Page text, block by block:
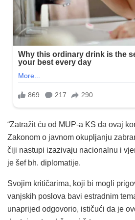
“Zatražit ću od MUP-a KS da ovaj
Zakonom o javnom okupljanju
čiji nastupi izazivaju nacionalnu i
je šef bh. diplomatije.
Svojim kritičarima, koji bi mogli
vanjskih poslova bavi estradnim
unaprijed odgovorio, ističući da je